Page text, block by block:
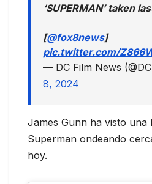
‘SUPERMAN’ taken
[@fox8news]
pic.twitter.com/
— DC Film News
8, 2024
James Gunn ha visto una
Superman ondeando
hoy.